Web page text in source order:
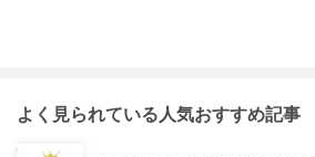
よく見られている人気おすすめ記事